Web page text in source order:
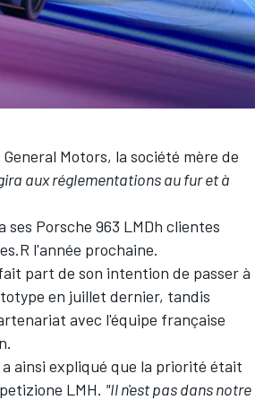
Motors, la société mère de
aux réglementations au fur et à
Porsche 963 LMDh clientes
l'année prochaine.
part de son intention de passer à
en juillet dernier, tandis
avec l'équipe française
ainsi expliqué que la priorité était
LMH. "Il n'est pas dans notre